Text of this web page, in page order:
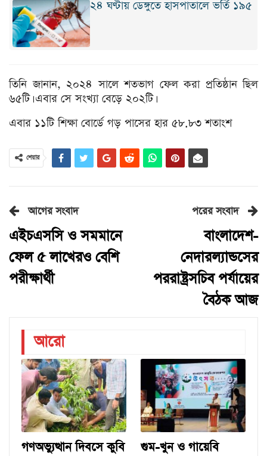
২৪ ঘণ্টায় ডেঙ্গুতে হাসপাতালে ভর্তি ১৯৫
তিনি জানান, ২০২৪ সালে শতভাগ ফেল করা প্রতিষ্ঠান ছিল
৬৫টি। এবার সে সংখ্যা বেড়ে ২০২টি।
এবার ১১টি শিক্ষা বোর্ডে গড় পাসের হার ৫৮.৮৩ শতাংশ
শেয়ার
আগের সংবাদ
এইচএসসি ও সমমানে
ফেল ৫ লাখেরও বেশি
পরীক্ষার্থী
পরের সংবাদ
বাংলাদেশ-
নেদারল্যান্ডসের
পররাষ্ট্রসচিব পর্যায়ের
বৈঠক আজ
আরো
গণঅভ্যুত্থান দিবসে কুবি
গুম-খুন ও গায়েবি